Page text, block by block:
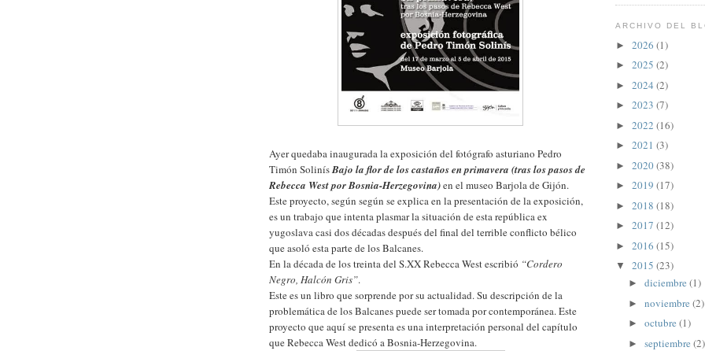
Ayer quedaba inaugurada la exposición del fotógrafo asturiano Pedro
Timón SolinísBajo la flor de los castaños en primavera (tras los pasos de
Rebecca West por Bosnia-Herzegovina)en el museo Barjola de Gijón.
Este proyecto, según según se explica en la presentación de la exposición,
es un trabajo que intenta plasmar la situación de esta república ex
yugoslava casi dos décadas después del final del terrible conflicto bélico
que asoló esta parte de los Balcanes.
En la década de los treinta del S.XX Rebecca West escribió “Cordero
Negro, Halcón Gris”.
Este es un libro que sorprende por su actualidad. Su descripción de la
problemática de los Balcanes puede ser tomada por contemporánea. Este
proyecto que aquí se presenta es una interpretación personal del capítulo
que Rebecca West dedicó a Bosnia-Herzegovina.
ARCHIVO DEL
► 2026 (1)
► 2025 (2)
► 2024 (2)
► 2023 (7)
► 2022 (16)
► 2021 (3)
► 2020(38)
► 2019 (17)
► 2018 (18)
► 2017 (12)
► 2016 (15)
▼ 2015 (23)
► diciembre (1)
► noviembre (2)
► octubre (1)
► septiembre (2)